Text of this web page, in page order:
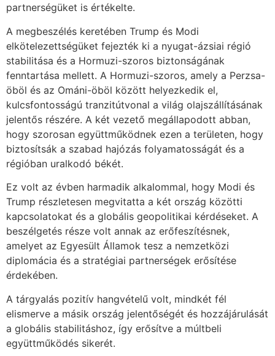
partnerségüket is értékelte.
A megbeszélés keretében Trump és Modi
elkötelezettségüket fejezték ki a nyugat-ázsiai régió
stabilitása és a Hormuzi-szoros biztonságának
fenntartása mellett. A Hormuzi-szoros, amely a Perzsa-
öböl és az Ománi-öböl között helyezkedik el,
kulcsfontosságú tranzitútvonal a világ olajszállításának
jelentős részére. A két vezető megállapodott abban,
hogy szorosan együttműködnek ezen a területen, hogy
biztosítsák a szabad hajózás folyamatosságát és a
régióban uralkodó békét.
Ez volt az évben harmadik alkalommal, hogy Modi és
Trump részletesen megvitatta a két ország közötti
kapcsolatokat és a globális geopolitikai kérdéseket. A
beszélgetés része volt annak az erőfeszítésnek,
amelyet az Egyesült Államok tesz a nemzetközi
diplomácia és a stratégiai partnerségek erősítése
érdekében.
A tárgyalás pozitív hangvételű volt, mindkét fél
elismerve a másik ország jelentőségét és hozzájárulását
a globális stabilitáshoz, így erősítve a múltbeli
együttműködés sikerét.